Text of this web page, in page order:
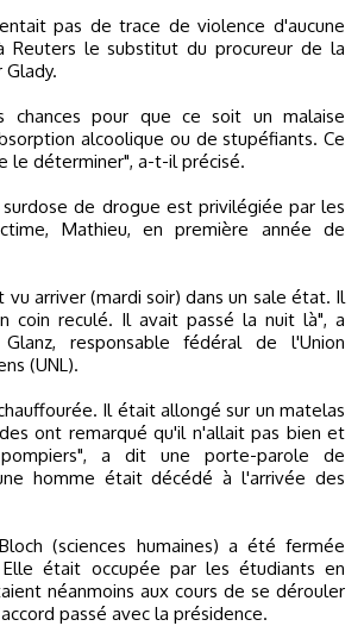
pas de trace de violence d'aucune
Reuters le substitut du procureur de la
Glady.
pour que ce soit un malaise
alcoolique ou de stupéfiants. Ce
le déterminer", a-t-il précisé.
de drogue est privilégiée par les
Mathieu, en première année de
vu arriver (mardi soir) dans un sale état. Il
coin reculé. Il avait passé la nuit là", a
responsable fédéral de l'Union
(UNL).
Il était allongé sur un matelas
ont remarqué qu'il n'allait pas bien et
a dit une porte-parole de
homme était décédé à l'arrivée des
(sciences humaines) a été fermée
Elle était occupée par les étudiants en
néanmoins aux cours de se dérouler
passé avec la présidence.